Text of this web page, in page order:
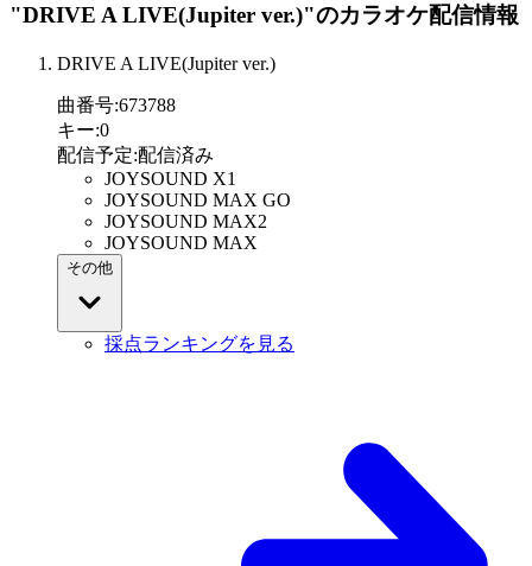
"DRIVE A LIVE(Jupiter ver.)"のカラオケ配信情報
DRIVE A LIVE(Jupiter ver.)
曲番号:673788
キー:0
配信予定:配信済み
JOYSOUND X1
JOYSOUND MAX GO
JOYSOUND MAX2
JOYSOUND MAX
その他
採点ランキングを見る